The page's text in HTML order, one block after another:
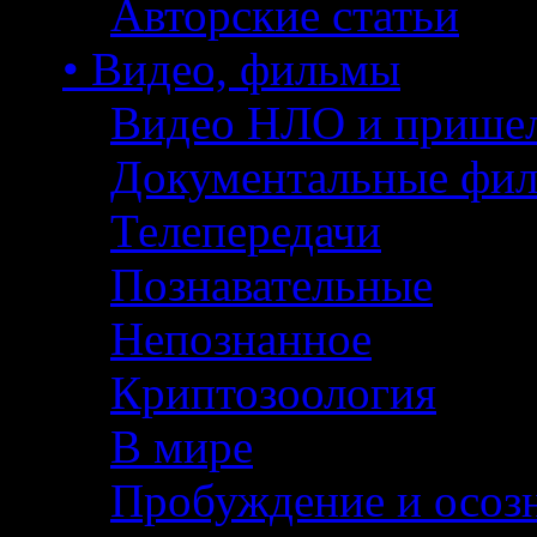
Авторские статьи
• Видео, фильмы
Видео НЛО и
Документальные
Телепередачи
Познавательные
Непознанное
Криптозоология
В мире
Пробуждение и